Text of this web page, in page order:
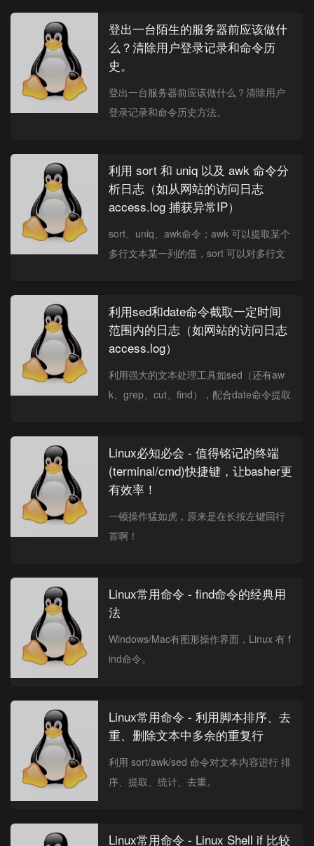
登出一台陌生的服务器前应该做什
么？清除用户登录记录和命令历
史。
登出一台服务器前应该做什么？清除用户
登录记录和命令历史方法。
利用 sort 和 uniq 以及 awk 命令分
析日志（如从网站的访问日志
access.log 捕获异常IP）
sort、uniq、awk命令；awk 可以提取某个
多行文本某一列的值，sort 可以对多行文
利用sed和date命令截取一定时间
范围内的日志（如网站的访问日志
access.log）
利用强大的文本处理工具如sed（还有aw
k、grep、cut、find），配合date命令提取
Linux必知必会 - 值得铭记的终端
(terminal/cmd)快捷键，让basher更
有效率！
一顿操作猛如虎，原来是在长按左键回行
首啊！
Linux常用命令 - find命令的经典用
法
Windows/Mac有图形操作界面，Linux 有 f
ind命令。
Linux常用命令 - 利用脚本排序、去
重、删除文本中多余的重复行
利用 sort/awk/sed 命令对文本内容进行 排
序、提取、统计、去重。
Linux常用命令 - Linux Shell if 比较